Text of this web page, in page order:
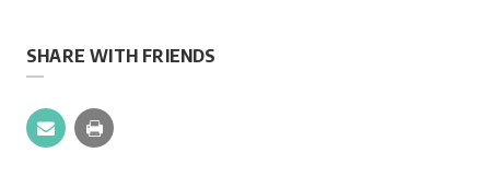
SHARE WITH FRIENDS